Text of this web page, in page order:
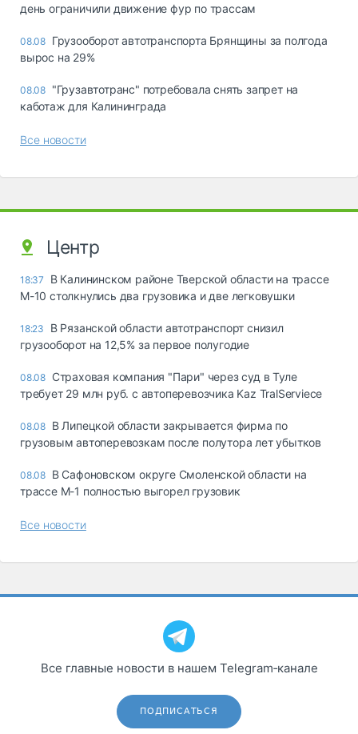
день ограничили движение фур по трассам
08.08 Грузооборот автотранспорта Брянщины за полгода
вырос на 29%
08.08 "Грузавтотранс" потребовала снять запрет на
каботаж для Калининграда
Все новости
Центр
18:37
В Калининском районе Тверской области на трассе
М-10 столкнулись два грузовика и две легковушки
18:23
В Рязанской области автотранспорт снизил
грузооборот на 12,5% за первое полугодие
08.08 Страховая компания "Пари" через суд в Туле
требует 29 млн руб. с автоперевозчика Kaz TralServiece
08.08 В Липецкой области закрывается фирма по
грузовым автоперевозкам после полутора лет убытков
08.08 В Сафоновском округе Смоленской области на
трассе М-1 полностью выгорел грузовик
Все новости
Все главные новости в нашем Telegram‑канале
ПОДПИСАТЬСЯ